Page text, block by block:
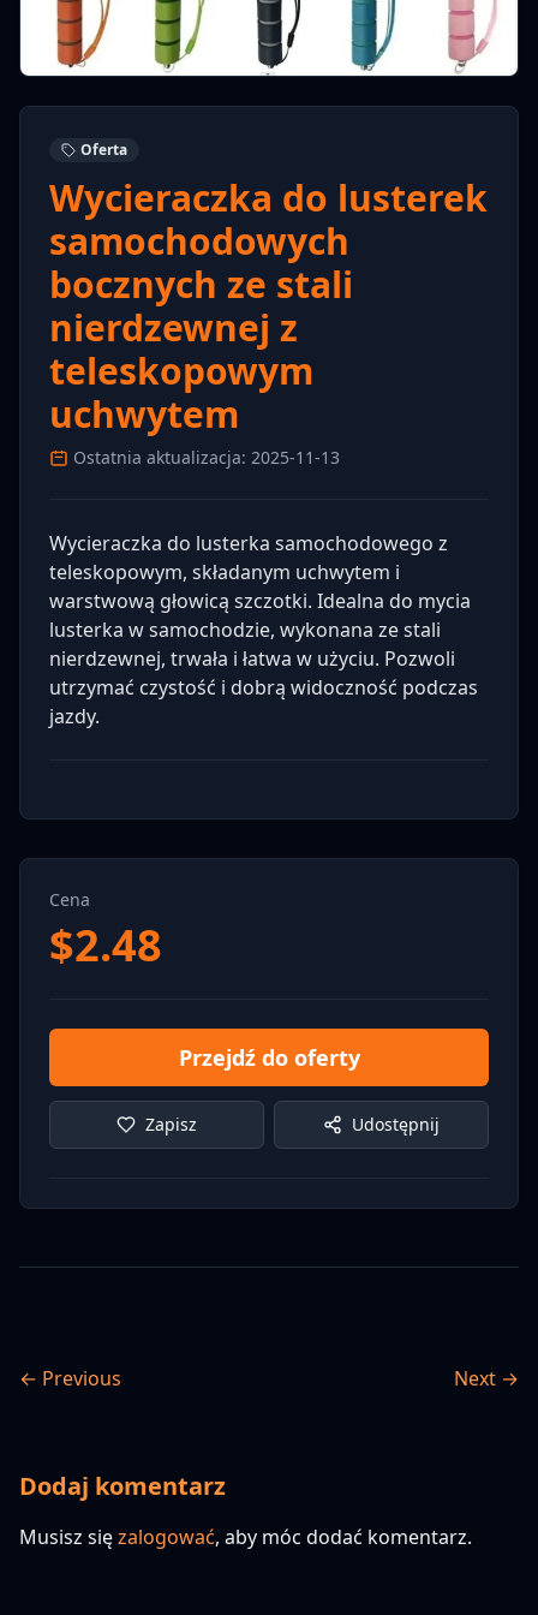
Oferta
Wycieraczka do lusterek
samochodowych
bocznych ze stali
nierdzewnej z
teleskopowym
uchwytem
Ostatnia aktualizacja: 2025-11-13
Wycieraczka do lusterka samochodowego z
teleskopowym, składanym uchwytem i
warstwową głowicą szczotki. Idealna do mycia
lusterka w samochodzie, wykonana ze stali
nierdzewnej, trwała i łatwa w użyciu. Pozwoli
utrzymać czystość i dobrą widoczność podczas
jazdy.
Cena
$2.48
Przejdź do oferty
Zapisz Udostępnij
← Previous Next →
Dodaj komentarz
Musisz sięzalogować, aby móc dodać komentarz.